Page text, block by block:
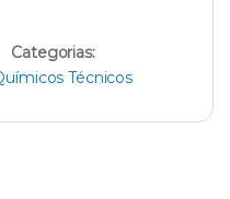
Categorias:
Técnicos